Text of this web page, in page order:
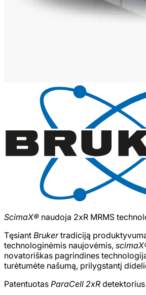
ScimaX® naudoja 2xR MRMS
Tęsiant Brukertradiciją
technologinėmis naujovėmis,
novatoriškas pagrindines
turėtumėte našumą, prilygstantį
Patentuotas ParaCell 2xR detektorius